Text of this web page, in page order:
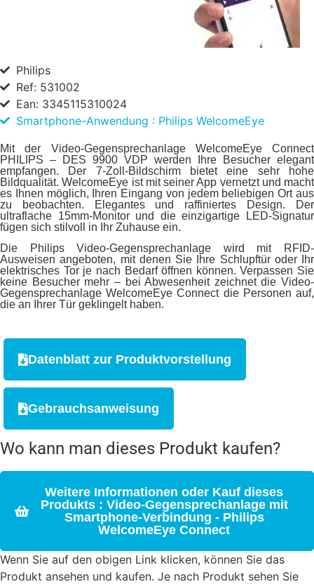
Philips
Ref: 531002
Ean: 3345115310024
Smartphone-Anwendung : Philips WelcomeEye
Mit der Video-Gegensprechanlage WelcomeEye Connect
PHILIPS – DES 9900 VDP werden Ihre Besucher elegant
empfangen. Der 7-Zoll-Bildschirm bietet eine sehr hohe
Bildqualität. WelcomeEye ist mit seiner App vernetzt und macht
es Ihnen möglich, Ihren Eingang von jedem beliebigen Ort aus
zu beobachten. Elegantes und raffiniertes Design. Der
ultraflache 15mm-Monitor und die einzigartige LED-Signatur
fügen sich stilvoll in Ihr Zuhause ein.
Die Philips Video-Gegensprechanlage wird mit RFID-
Ausweisen angeboten, mit denen Sie Ihre Schlupftür oder Ihr
elektrisches Tor je nach Bedarf öffnen können. Verpassen Sie
keine Besucher mehr – bei Abwesenheit zeichnet die Video-
Gegensprechanlage WelcomeEye Connect die Personen auf,
die an Ihrer Tür geklingelt haben.
Datenblatt zur Produktvorstellung
Gebrauchsanweisung
Wo kann man dieses Produkt kaufen?
Weitere Informationen oder Kauf dieses
Produkts : Video-Gegensprechanlage mit
Smartphone-Verbindung - Philips
WelcomeEye Connect
Wenn Sie auf den obigen Link klicken, können Sie das
Produkt ansehen und kaufen. Je nach Produkt sehen Sie